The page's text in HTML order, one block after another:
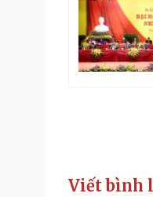
Viết bình